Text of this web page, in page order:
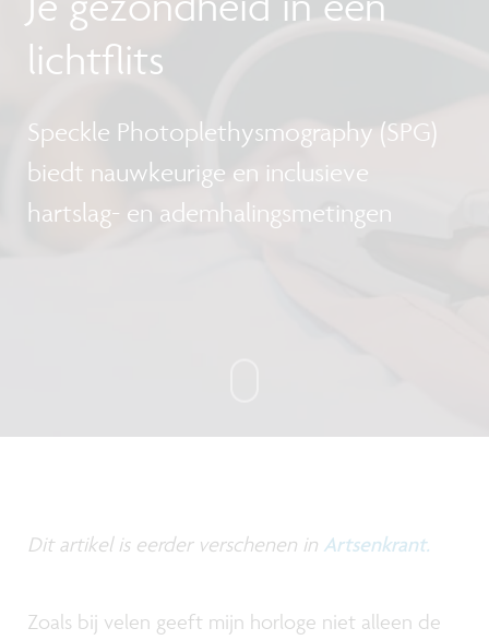
lichtflits
Speckle Photoplethysmography (SPG)
biedt nauwkeurige en inclusieve
hartslag- en ademhalingsmetingen
Dit artikel is eerder verschenen in Artsenkrant.
Zoals bij velen geeft mijn horloge niet alleen de